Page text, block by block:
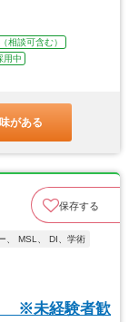
相談可含む）
用中
がある
保存する
、 MSL、 DI、学術
※未経験者歓